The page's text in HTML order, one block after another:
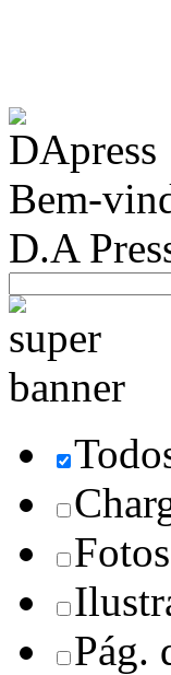
Bem-
D.A
Fotos
Pág.